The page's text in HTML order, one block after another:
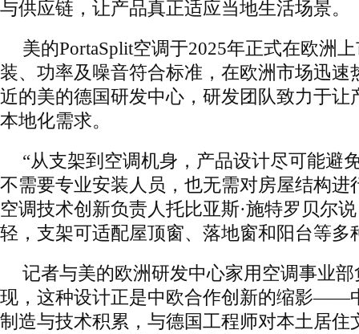
与供应链，让产品真正适应当地生活场景。
美的PortaSplit空调于2025年正式在欧洲
装、功率及噪音符合标准，在欧洲市场迅速
近的美的德国研发中心，研发团队致力于让
本地化需求。
“从支架到空调机身，产品设计尽可能避
不需要专业安装人员，也无需对房屋结构进
空调技术创新负责人托比亚斯·施特罗贝尔
轻，支架可适配屋顶窗、落地窗和阳台等多
记者与美的欧洲研发中心家用空调事业
现，这种设计正是中欧合作创新的缩影——
制造与技术积累，与德国工程师对本土居住